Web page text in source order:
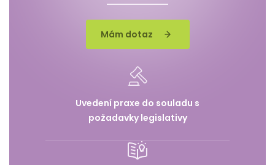
Mám dotaz
Uvedení praxe do souladu s
požadavky legislativy